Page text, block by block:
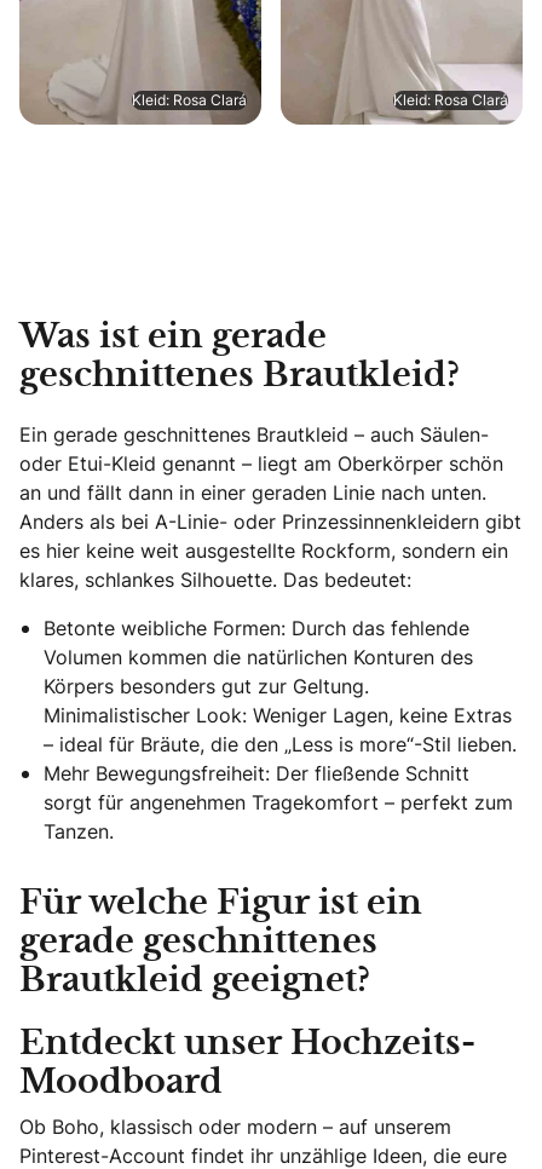
Kleid: Rosa Clará Kleid: Rosa Clará
Was ist ein gerade
geschnittenes Brautkleid?
Ein gerade geschnittenes Brautkleid – auch Säulen-
oder Etui-Kleid genannt – liegt am Oberkörper schön
an und fällt dann in einer geraden Linie nach unten.
Anders als bei A-Linie- oder Prinzessinnenkleidern gibt
es hier keine weit ausgestellte Rockform, sondern ein
klares, schlankes Silhouette. Das bedeutet:
Betonte weibliche Formen: Durch das fehlende
Volumen kommen die natürlichen Konturen des
Körpers besonders gut zur Geltung.
Minimalistischer Look: Weniger Lagen, keine Extras
– ideal für Bräute, die den „Less is more“-Stil lieben.
Mehr Bewegungsfreiheit: Der fließende Schnitt
sorgt für angenehmen Tragekomfort – perfekt zum
Tanzen.
Für welche Figur ist ein
gerade geschnittenes
Brautkleid geeignet?
Entdeckt unser Hochzeits-
Moodboard
Ob Boho, klassisch oder modern – auf unserem
Pinterest-Account findet ihr unzählige Ideen, die eure